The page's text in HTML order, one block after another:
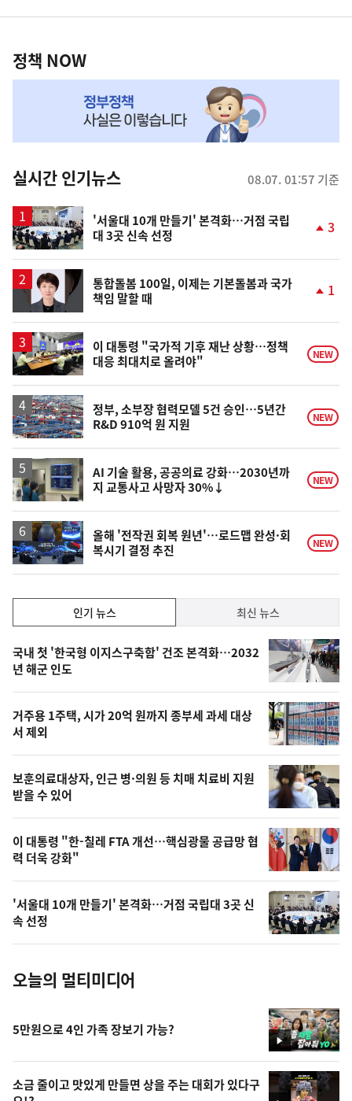
영
책
NOW,
뉴
스
정책 NOW
실시간 인기뉴스 08.07. 01:57 기준
'서울대 10개 만들기' 본격화…거점 국립
대 3곳 신속 선정
3
통합돌봄 100일, 이제는 기본돌봄과 국가
책임 말할 때
승
1
이 대통령 "국가적 기후 재난 상황…정책
대응 최대치로 올려야"
NEW
정부, 소부장 협력모델 5건 승인…5년간
R&D 910억 원 지원
NEW
AI 기술 활용, 공공의료 강화…2030년까
지 교통사고 사망자 30%↓
NEW
올해 '전작권 회복 원년'…로드맵 완성·회
복시기 결정 추진
NEW
기,
최
신,
늘
의
영
상
오
늘
의
사
진
인기 뉴스 최신 뉴스
기
뉴
스
국내 첫 '한국형 이지스구축함' 건조 본격화…2032
년 해군 인도
거주용 1주택, 시가 20억 원까지 종부세 과세 대상
서 제외
보훈의료대상자, 인근 병·의원 등 치매 치료비 지원
받을 수 있어
이 대통령 "한-칠레 FTA 개선…핵심광물 공급망 협
력 더욱 강화"
'서울대 10개 만들기' 본격화…거점 국립대 3곳 신
속 선정
오늘의 멀티미디어
영
상
5만원으로 4인 가족 장보기 가능?
소금 줄이고 맛있게 만들면 상을 주는 대회가 있다구